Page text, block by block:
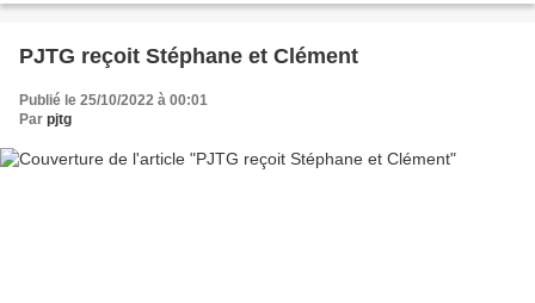
PJTG reçoit Stéphane et Clément
Publié le 25/10/2022 à 00:01
Par pjtg